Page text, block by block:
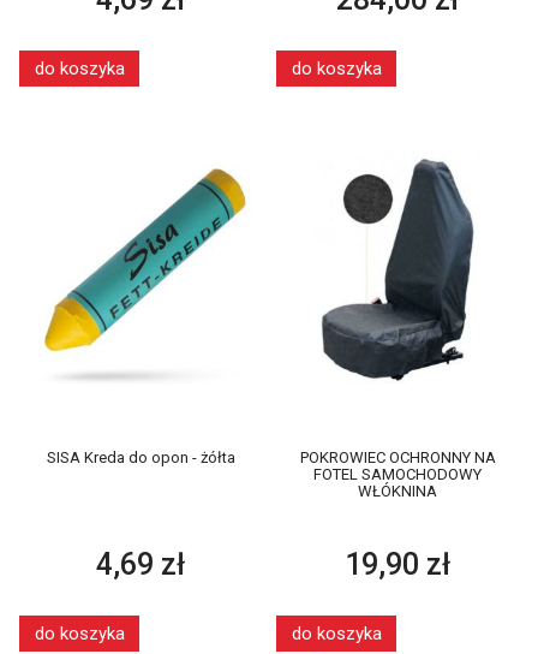
do koszyka do koszyka
SISA Kreda do opon - żółta
4,69 zł
do koszyka
POKROWIEC OCHRONNY NA
FOTEL SAMOCHODOWY
WŁÓKNINA
19,90 zł
do koszyka